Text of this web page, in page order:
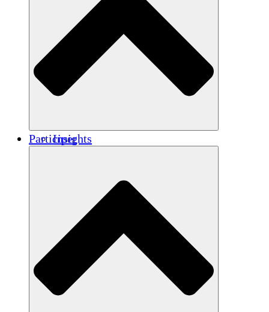
Jeunes et étudiants
Préservation et dialogue culturels
Renforcement
Crédits carbone
Insights
Participer